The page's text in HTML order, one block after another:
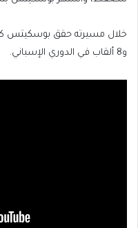
و8 ألقاب في الدوري الإسباني.